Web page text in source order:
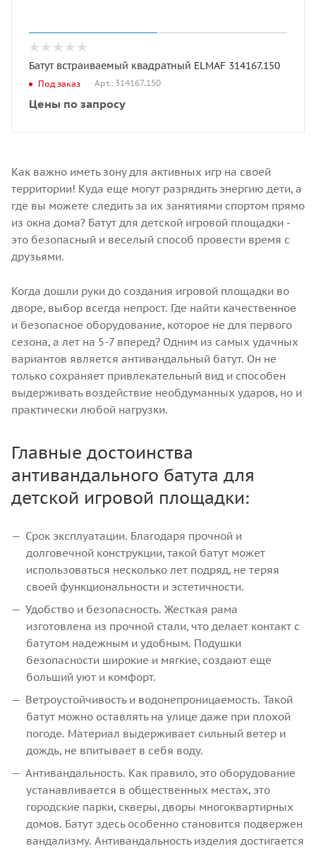
Батут встраиваемый квадратный ELMAF 314167.150
Под заказ Арт.: 314167.150
Цены по запросу
Как важно иметь зону для активных игр на своей
территории! Куда еще могут разрядить энергию дети, а
где вы можете следить за их занятиями спортом прямо
из окна дома? Батут для детской игровой площадки -
это безопасный и веселый способ провести время с
друзьями.
Когда дошли руки до создания игровой площадки во
дворе, выбор всегда непрост. Где найти качественное
и безопасное оборудование, которое не для первого
сезона, а лет на 5-7 вперед? Одним из самых удачных
вариантов является антивандальный батут. Он не
только сохраняет привлекательный вид и способен
выдерживать воздействие необдуманных ударов, но и
практически любой нагрузки.
Главные достоинства
антивандального батута для
детской игровой площадки:
Срок эксплуатации. Благодаря прочной и
долговечной конструкции, такой батут может
использоваться несколько лет подряд, не теряя
своей функциональности и эстетичности.
Удобство и безопасность. Жесткая рама
изготовлена из прочной стали, что делает контакт с
батутом надежным и удобным. Подушки
безопасности широкие и мягкие, создают еще
больший уют и комфорт.
Ветроустойчивость и водонепроницаемость. Такой
батут можно оставлять на улице даже при плохой
погоде. Материал выдерживает сильный ветер и
дождь, не впитывает в себя воду.
Антивандальность. Как правило, это оборудование
устанавливается в общественных местах, это
городские парки, скверы, дворы многоквартирных
домов. Батут здесь особенно становится подвержен
вандализму. Антивандальность изделия достигается